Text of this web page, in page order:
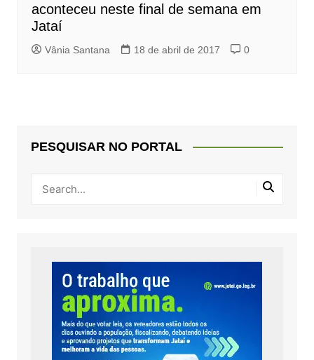
aconteceu neste final de semana em
Jataí
Vânia Santana 18 de abril de 2017 0
PESQUISAR NO PORTAL